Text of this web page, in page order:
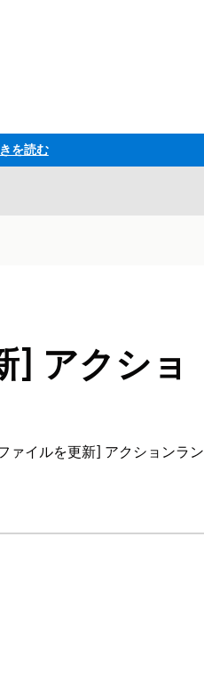
を読む
] アクショ
ァイルを更新] アクションラン